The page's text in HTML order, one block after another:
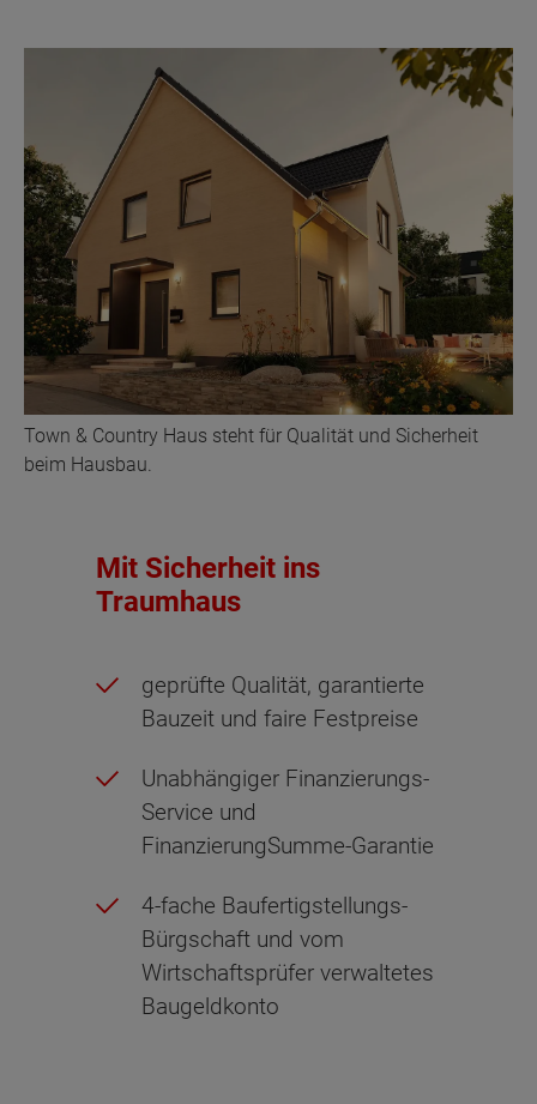
Town & Country Haus steht für Qualität und Sicherheit
beim Hausbau.
Mit Sicherheit ins
Traumhaus
geprüfte Qualität, garantierte
Bauzeit und faire Festpreise
Unabhängiger Finanzierungs-
Service und
FinanzierungSumme-Garantie
4-fache Baufertigstellungs-
Bürgschaft und vom
Wirtschaftsprüfer verwaltetes
Baugeldkonto